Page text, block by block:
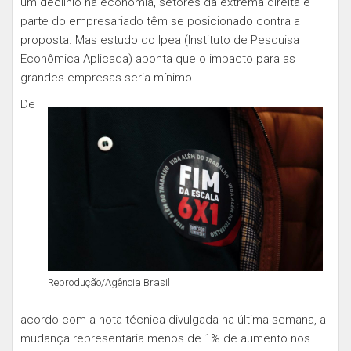
parte do empresariado têm se posicionado contra a
proposta. Mas estudo do Ipea (Instituto de Pesquisa
Econômica Aplicada) aponta que o impacto para as
grandes empresas seria mínimo.
Reprodução/Agência Brasil
De
acordo com a nota técnica divulgada na última semana, a
mudança representaria menos de 1% de aumento nos